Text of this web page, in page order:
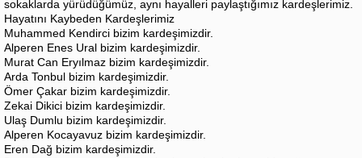
sokaklarda yürüdüğümüz, aynı hayalleri paylaştığımız kardeşlerimiz.
Hayatını Kaybeden Kardeşlerimiz
Muhammed Kendirci bizim kardeşimizdir.
Alperen Enes Ural bizim kardeşimizdir.
Murat Can Eryılmaz bizim kardeşimizdir.
Arda Tonbul bizim kardeşimizdir.
Ömer Çakar bizim kardeşimizdir.
Zekai Dikici bizim kardeşimizdir.
Ulaş Dumlu bizim kardeşimizdir.
Alperen Kocayavuz bizim kardeşimizdir.
Eren Dağ bizim kardeşimizdir.